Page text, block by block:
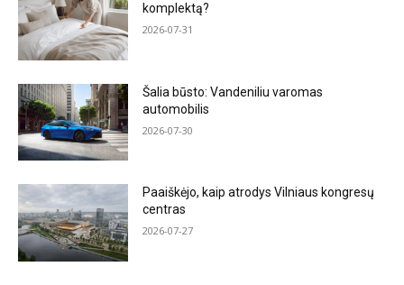
komplektą?
2026-07-31
Šalia būsto: Vandeniliu varomas
automobilis
2026-07-30
Paaiškėjo, kaip atrodys Vilniaus kongresų
centras
2026-07-27